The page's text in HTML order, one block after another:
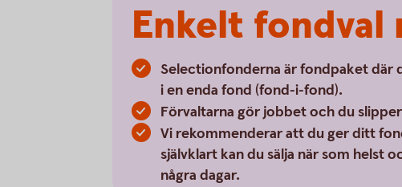
Enkelt fondval
Selectionfonderna är fondpaket där
i en enda fond (fond-i-fond).
Förvaltarna gör jobbet och du
Vi rekommenderar att du ger ditt
självklart kan du sälja när som helst
några dagar.